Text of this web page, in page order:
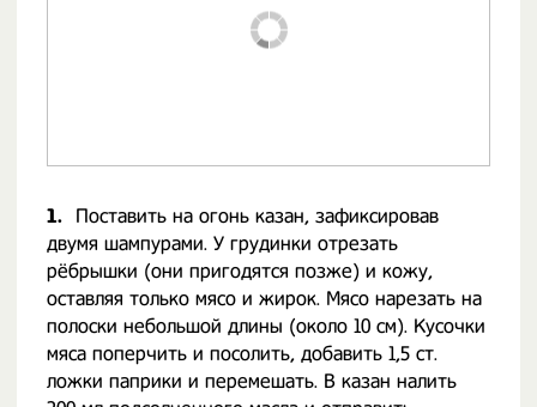
1.
Поставить на огонь казан, зафиксировав
двумя шампурами. У грудинки отрезать
рёбрышки (они пригодятся позже) и кожу,
оставляя только мясо и жирок. Мясо нарезать на
полоски небольшой длины (около 10 см). Кусочки
мяса поперчить и посолить, добавить 1,5 ст.
ложки паприки и перемешать. В казан налить